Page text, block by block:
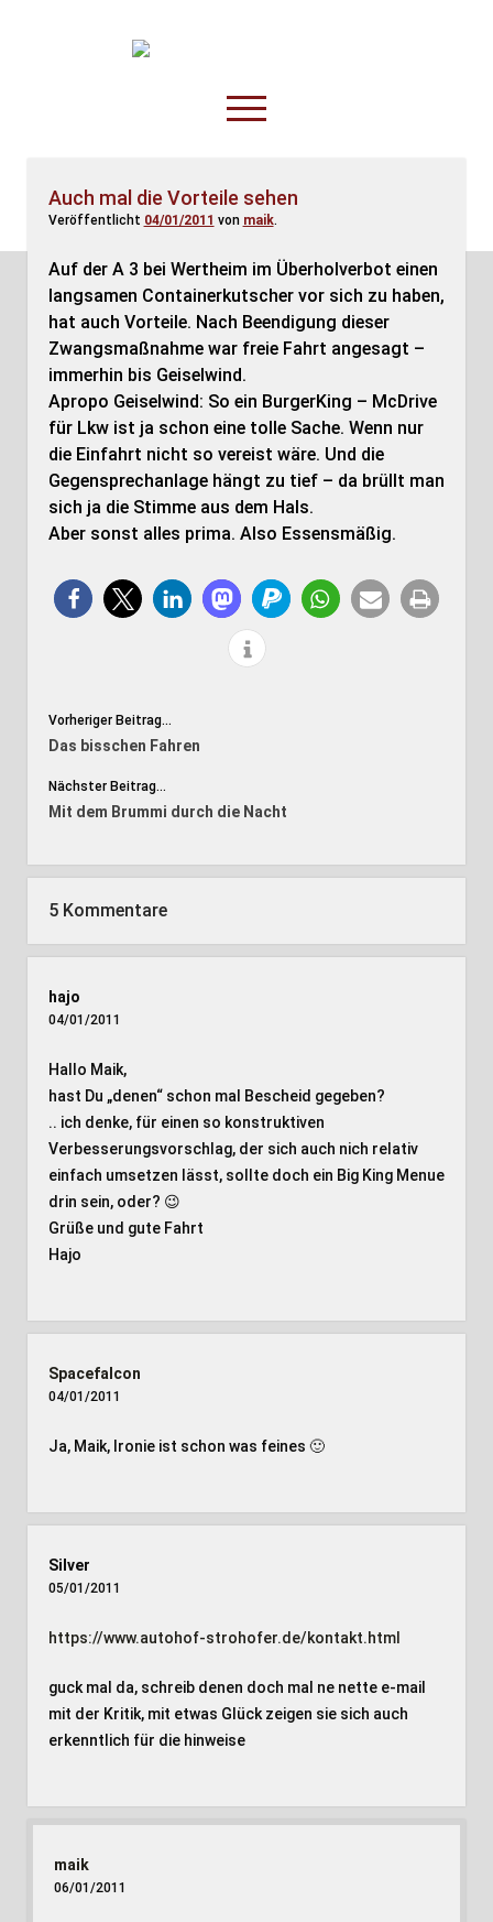
TruckOnline.de
open
menu
Anderswo
Spesenliste
Fahrer
Disposition
Auch mal die Vorteile sehen
Veröffentlicht 04/01/2011 von maik.
Auf der A 3 bei Wertheim im Überholverbot einen
langsamen Containerkutscher vor sich zu haben,
hat auch Vorteile. Nach Beendigung dieser
Zwangsmaßnahme war freie Fahrt angesagt –
immerhin bis Geiselwind.
Apropo Geiselwind: So ein BurgerKing – McDrive
für Lkw ist ja schon eine tolle Sache. Wenn nur
die Einfahrt nicht so vereist wäre. Und die
Gegensprechanlage hängt zu tief – da brüllt man
sich ja die Stimme aus dem Hals.
Aber sonst alles prima. Also Essensmäßig.
Vorheriger Beitrag...
Das bisschen Fahren
Nächster Beitrag...
Mit dem Brummi durch die Nacht
5 Kommentare
hajo
04/01/2011
Hallo Maik,
hast Du „denen“ schon mal Bescheid gegeben?
.. ich denke, für einen so konstruktiven
Verbesserungsvorschlag, der sich auch nich relativ
einfach umsetzen lässt, sollte doch ein Big King Menue
drin sein, oder? 😉
Grüße und gute Fahrt
Hajo
Spacefalcon
04/01/2011
Ja, Maik, Ironie ist schon was feines 🙂
Silver
05/01/2011
https://www.autohof-strohofer.de/kontakt.html
guck mal da, schreib denen doch mal ne nette e-mail
mit der Kritik, mit etwas Glück zeigen sie sich auch
erkenntlich für die hinweise
maik
06/01/2011